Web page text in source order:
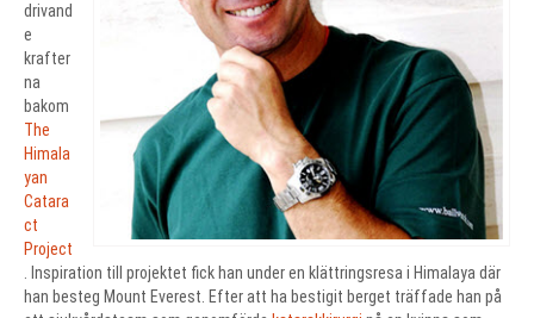
drivand
e
krafter
na
bakom
The
Himala
yan
Catara
ct
Project
. Inspiration till projektet fick han under en klättringsresa i Himalaya där
han besteg Mount Everest. Efter att ha bestigit berget träffade han på